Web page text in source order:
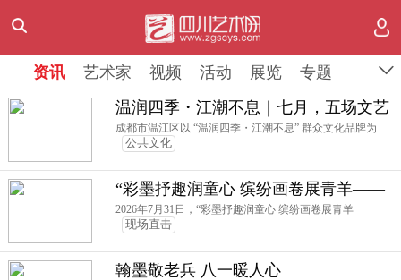
资讯 艺术家 视频 活动 展览
专题
温润四季・江潮不息｜七月，五场文艺
好戏圆满收官
成都市温江区以 “温润四季・江潮不息” 群众文化品牌为
公共文化
“彩墨抒趣润童心 缤纷画卷展青羊——
成都市青羊区文化馆2026年少儿主题美
术作品展”在西村大院启幕
2026年7月31日，“彩墨抒趣润童心 缤纷画卷展青羊
现场直击
翰墨敬老兵 八一暖人心
资讯 艺术家 视频 活动 展览 专题
资讯 艺术家 视频 活动 展览 专题